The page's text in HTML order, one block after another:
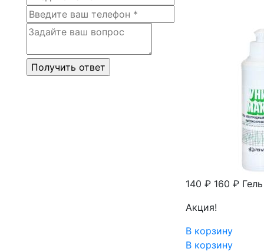
140 ₽ 160 ₽
Акция!
В корзину
В корзину